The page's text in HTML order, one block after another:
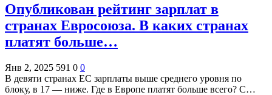
Опубликован рейтинг зарплат в
странах Евросоюза. В каких странах
платят больше…
Янв 2, 2025 591 0 0
В девяти странах ЕС зарплаты выше среднего уровня по
блоку, в 17 — ниже. Где в Европе платят больше всего? С…